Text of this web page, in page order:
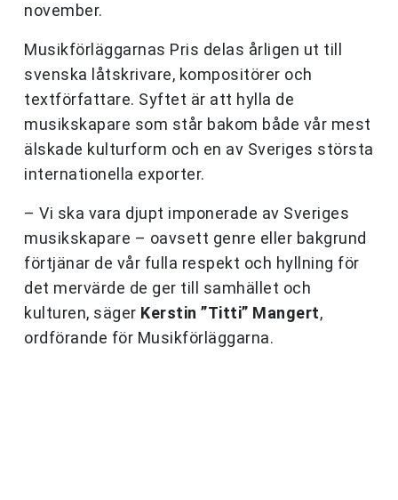
november.
Musikförläggarnas Pris delas årligen ut till
svenska låtskrivare, kompositörer och
textförfattare. Syftet är att hylla de
musikskapare som står bakom både vår mest
älskade kulturform och en av Sveriges största
internationella exporter.
– Vi ska vara djupt imponerade av Sveriges
musikskapare – oavsett genre eller bakgrund
förtjänar de vår fulla respekt och hyllning för
det mervärde de ger till samhället och
kulturen, säger Kerstin ”Titti” Mangert,
ordförande för Musikförläggarna.